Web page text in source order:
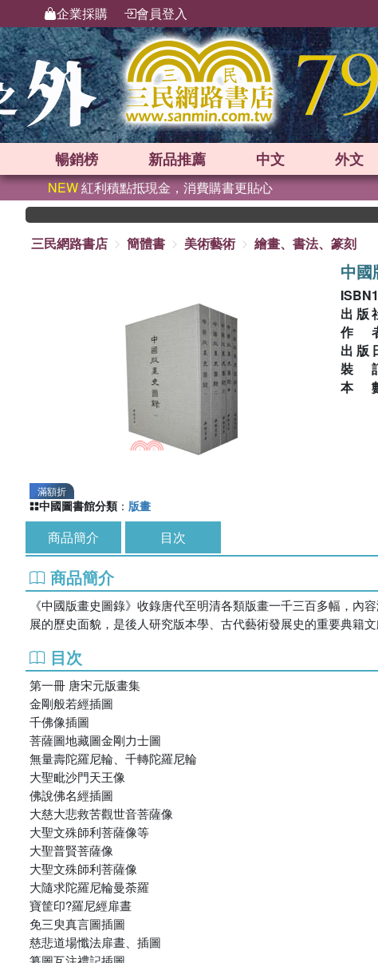
企業採購 會員登入
暢銷榜 新品推薦 中文 外文
NEW紅利積點抵現金，消費購書更貼心
三民網路書店
簡體書 美術藝術 繪畫、書法、篆刻
滿額折
中國
出版
作
出版
裝
本
中國圖書館分類 ： 版畫
商品簡介 目次
商品簡介
《中國版畫史圖錄》收錄唐代至明清各類版畫一千三百多幅，
展的歷史面貌，是後人研究版本學、古代藝術發展史的重要典籍文
目次
第一冊 唐宋元版畫集
金剛般若經插圖
千佛像插圖
菩薩圖地藏圖金剛力士圖
無量壽陀羅尼輪、千轉陀羅尼輪
大聖毗沙門天王像
佛說佛名經插圖
大慈大悲救苦觀世音菩薩像
大聖文殊師利菩薩像等
大聖普賢菩薩像
大聖文殊師利菩薩像
大隨求陀羅尼輪曼荼羅
寶筐印?羅尼經扉晝
免三臾真言圖插圖
慈悲道場懺法扉晝、插圖